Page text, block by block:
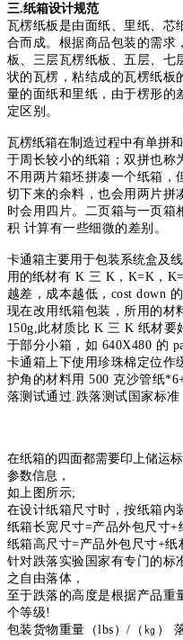
三.纸箱设计规范
瓦楞纸板是由面纸、里纸、芯
合而 成。根据商品包装的需求
板、三层瓦楞纸板、五层、七
状的瓦楞，粘结成的瓦楞纸板
量的面纸和里纸，由于楞形的
定区别。
瓦楞纸箱在制造过程中有单拼
于周长较小的纸箱；双拼也称
不用两片箱坯拼凑一个纸箱，
切下来的余料，也会用两片拼
时会用四片。二页箱与一页箱
积 计算有一些细微的差别。
卡通箱主要用于包装系统盒及
用的纸材有 K 三 K，K=K，
越差，成本越低， cost down
现在改用纸箱包装，所用的材
150g,此材质比 K 三 K 纸材要
于部分小箱，如 640X480 的
卡通箱上下使用珍珠棉定位作
护角的材料用 500 克沙管纸
落测试通过. 跌落测试国家标准
在纸箱的四面都需要印上储运
参数信息，
如上图所示;
在设计纸箱尺寸时，按纸箱内
纸箱长宽尺寸=产品外包尺寸+
纸箱高尺寸=产品外包尺寸+纸
针对跌落实验国家有专门的标
之自由落体，
至于跌落的高度是根据产品重
个等级!
包装货物重量（lbs）/（㎏）